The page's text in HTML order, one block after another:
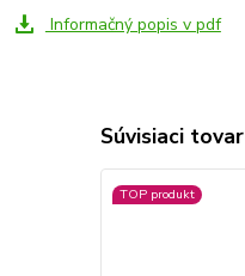
Informačný popis v pdf
Súvisiaci tovar
TOP produkt